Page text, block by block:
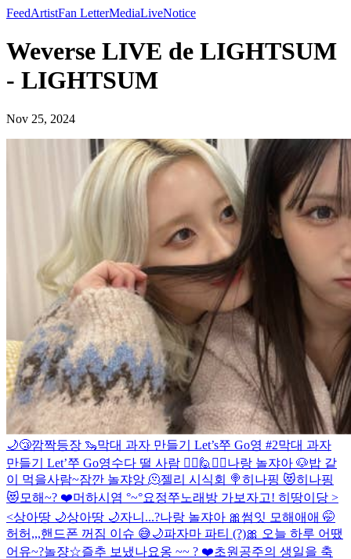
FeedArtistFan LetterMediaLiveNotice
Weverse LIVE de LIGHTSUM
- LIGHTSUM
Nov 25, 2024
🌙😴깜짝등장 🦦막대 과자 만들기 Let’s쭈 Go영 #2막대 과자
만들기 Let’쭈 Go영수다 떨 사람 🙋‍♀️🙋🙋‍♂️나랑 놀쟈아 🐶밥 같
이 먹을사람~잠깐 놀쟈앙 🫠젤리 시식회 🍭히나핑 😻히나핑
😻 모해~? ❤️머하시염 °~°요정쭈노래방 가보자고! 히땅이당 >
<상아땅 🌙상아땅 🌙자니...?나랑 놀쟈아 🎀썸잇 모해애애 🤭
허허,,,핸드폰 꺼짐 이슈 😅🌙파자마 파티 (?)🎀 오늘 하루 어땠
어유~?놀쟝☆즐추 보냈나요옹 ~~ ? ❤️초원공주의 생일을 축